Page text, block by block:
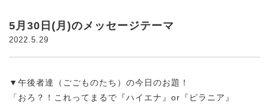
5月30日(月)のメッセージテーマ
2022.5.29
▼午後者達（ごごものたち）の今日のお題！
「おろ？！これってまるで『ハイエナ』or『ピラニア』